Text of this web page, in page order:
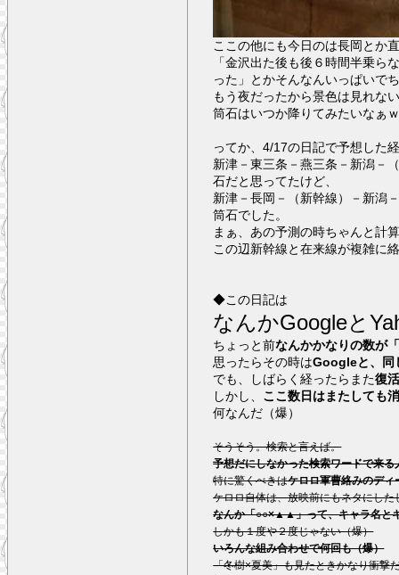
ここの他にも今日のは長岡とか
「金沢出た後も後６時間半乗
った」とかそんなんいっぱいで
もう夜だったから景色は見れな
筒石はいつか降りてみたいなぁ
ってか、4/17の日記で予想した
新津－東三条－燕三条－新潟－
石だと思ってたけど、
新津－長岡－（新幹線）－新潟
筒石でした。
まぁ、あの予測の時ちゃんと計
この辺新幹線と在来線が複雑に
◆この日記は
なんかGoogleと
ちょっと前なんかかなりの数が
思ったらその時はGoogleと、同
でも、しばらく経ったらまた復
しかし、 ここ数日はまたしても
何なんだ（爆）
そうそう。検索と言えば。
予想だにしなかった検索ワードで来
特に驚くべきはケロロ軍曹絡みのディ
ケロロ自体は、放映前にもネタにし
なんか「○○×▲▲」って、キャラ名と
しかも１度や２度じゃない（爆）
いろんな組み合わせで何回も（爆）
「冬樹×夏美」も見たときかなり衝撃